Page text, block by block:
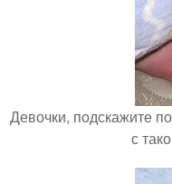
Девочки, подскажите
с